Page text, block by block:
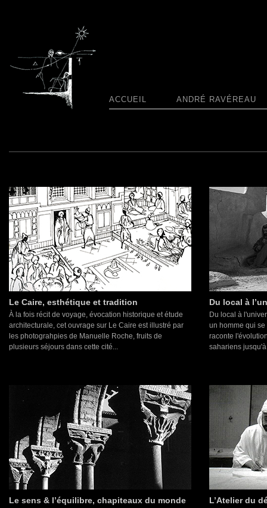
ACCUEIL ANDRÉ RAVÉREAU
Le Caire, esthétique et tradition
À la fois récit de voyage, évocation historique et étude
architecturale, cet ouvrage sur Le Caire est illustré par
les photograhpies de Manuelle Roche, fruits de
plusieurs séjours dans cette cité...
Du local à
Du local à
un homme qui
raconte
sahariens
Le sens & l’équilibre, chapiteaux du monde
L’Atelier du